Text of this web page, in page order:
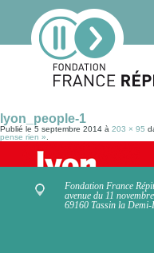
lyon_people-1
Publié le 5 septembre 2014 à 203 × 95
pense rien »
Fondation France
avenue du 11
69160 Tassin la Demi-